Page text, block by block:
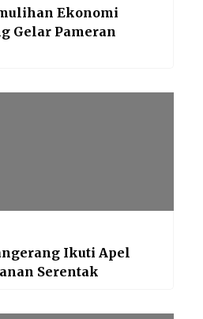
Ekonomi
Gelar Pameran
Ikuti Apel
Serentak